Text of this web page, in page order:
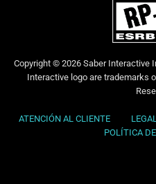
Copyright © 2026 Saber Interactive
Interactive logo are trademarks
ATENCIÓN AL CLIENTE
POLÍTICA